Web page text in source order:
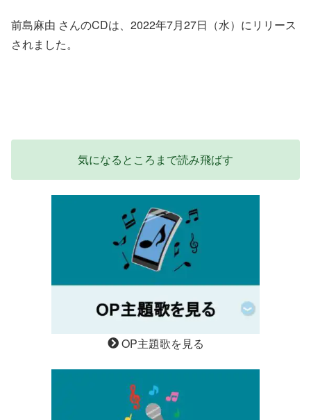
前島麻由 さんのCDは、2022年7月27日（水）にリリース
されました。
気になるところまで読み飛ばす
OP主題歌を見る